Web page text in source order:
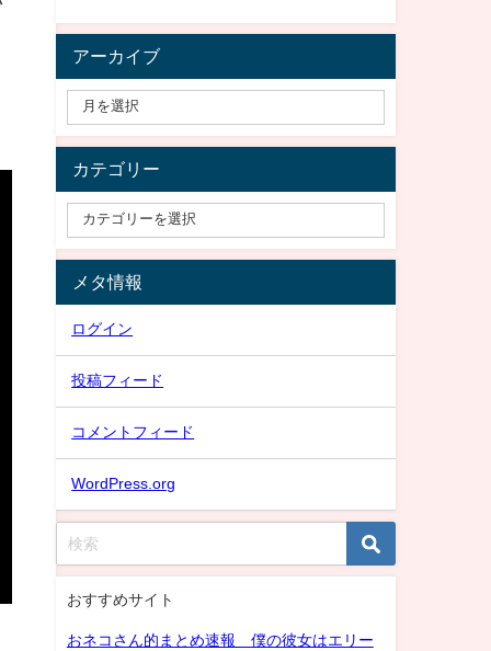
アーカイブ
カテゴリー
メタ情報
ログイン
投稿フィード
コメントフィード
WordPress.org
おすすめサイト
おネコさん的まとめ速報 僕の彼女はエリー